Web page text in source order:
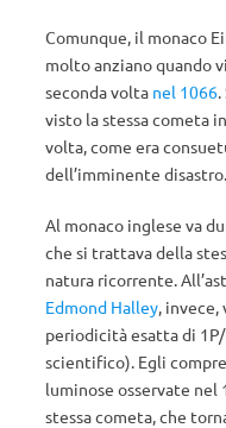
Comunque, il monaco
molto anziano quando
seconda volta nel 1066
visto la stessa cometa
volta, come era
dell’imminente disastro.
Al monaco inglese va
che si trattava della
natura ricorrente.
Edmond Halley,
periodicità esatta di
scientifico). Egli
luminose osservate nel
stessa cometa, che